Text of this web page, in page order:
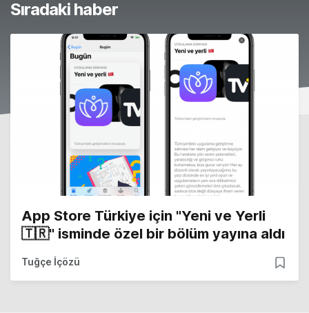
Sıradaki haber
App Store Türkiye için "Yeni ve Yerli
🇹🇷" isminde özel bir bölüm yayına aldı
Tuğçe İçözü